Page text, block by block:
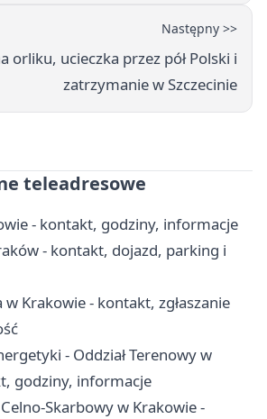
Następny >>
orliku, ucieczka przez pół Polski i
zatrzymanie w Szczecinie
teleadresowe
- kontakt, godziny, informacje
- kontakt, dojazd, parking i
w Krakowie - kontakt, zgłaszanie
- Oddział Terenowy w
godziny, informacje
Skarbowy w Krakowie -